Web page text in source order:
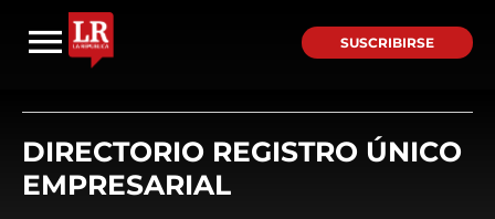
SUSCRIBIRSE
DIRECTORIO REGISTRO ÚNICO
EMPRESARIAL